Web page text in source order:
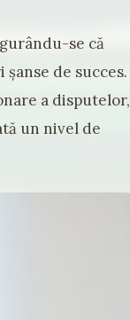
se că
de succes.
a disputelor,
un nivel de